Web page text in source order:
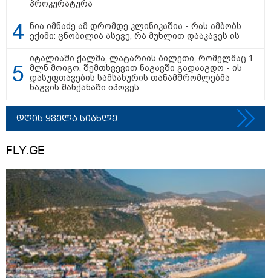
დატოვებულ სახლში
თვითნებურად ცხოვრობს
ანდერძში ერთი სიტყვითაც კი
არ არის მოხსენიებული" - ანა
ჯაბაური
09:32 / 05-08-2026
"4 დღე უწყლოდ და უპუროდ
12:20 / 04-08-2026
"როცა კანონიკიდან
გამომდინარე, მართებულად
მიგვაჩნია, რომ ადამიანის
გასვენება ტაძრიდან არ მოხდეს,
ეს მგლოვიარეს ისეთი
სიყვარულითა უნდა ავუხსნათ,
რომ შფოთვა არ დაიბადოს" -
დედა სიდონია
16:02 / 03-08-2026
პროკურატურა
ნია იმნაძე ამ დრომდე კლინიკაშია - რას ამბობს
ექიმი: ცნობილია ასევე, რა მუხლით დააკავეს ის
იტალიაში ქალმა, ლატარიის ბილეთი, რომელმაც 1
მლნ მოიგო, შემთხვევით ნაგავში გადააგდო - ის
დასუფთავების სამსახურის თანამშრომლებმა
ნაგვის მანქანაში იპოვეს
დღის ყველა სიახლე
FLY.GE